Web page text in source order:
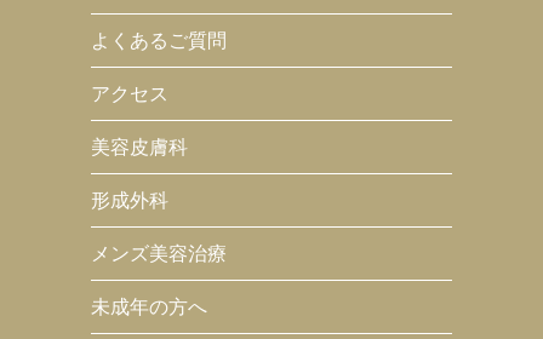
よくあるご質問
アクセス
美容皮膚科
形成外科
メンズ美容治療
未成年の方へ